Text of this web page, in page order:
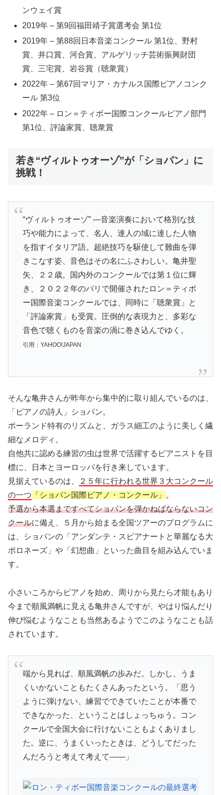
ンウェイ賞
2019年 – 第9回福田靖子賞選考会 第1位
2019年 – 第88回日本音楽コンクール 第1位、野村
賞、井口賞、河合賞、アルゲリッチ芸術振興財団
賞、三宅賞、岩谷賞（聴衆賞）
2022年 – 第67回マリア・カナルス国際ピアノコンク
ール 第3位
2022年 – ロン＝ティボー国際コンクールピアノ部門
第1位、評論家賞、聴衆賞
若き“ヴィルトゥオーゾ”が「ショパン」に
挑戦！
“ヴィルトゥオーゾ” ―音楽演奏において格別な技
巧や能力によって、名人、達人の域に達した人物
を指すイタリア語。超絶技巧を駆使して難曲を弾
きこなす姿、音色はその名にふさわしい。亀井聖
矢、２２歳。国内外のコンクールでは第１位に輝
き、２０２２年のパリで開催されたロン＝ティボ
ー国際音楽コンクールでは、同時に「聴衆賞」と
「評論家賞」も受賞。圧倒的な表現力と、多彩な
音色で聴くものを音楽の渦に巻き込んでゆく。
引用：YAHOO!JAPAN
そんな亀井さんが昨年から集中的に取り組んでいるのは、
「ピアノの詩人」ショパン。
ポーランド特有のリズムと、ガラス細工のように美しく繊
細なメロディ。
自他共に認める練習の虫は世界で活躍するピアニストを目
標に、日本とヨーロッパを行き来しています。
見据えているのは、
２５年に行われる世界３大コンクール
の一つ 「ショパン国際ピアノ・コンクール」
。
予選から本選まですべてショパンを弾かねばならないコン
クールに備え、５月から始まる全国ツアーのプログラムに
は、ショパンの「アンダンテ・スピアナートと華麗なる大
ポロネーズ」や「幻想曲」といった曲目を組み込んでいま
す。
小さいころからピアノを始め、周りから見たら才能もあり
今まで順風満帆に見える亀井さんですが、やはり悩んだり
伸び悩むようなことも当然あるようでこのようなことも話
されています。
端から見れば、順風満帆の歩みだ。しかし、うま
くいかないこともたくさんあったという。「思う
ように弾けない、練習でできていたことが本番で
できなかった、ということはしょっちゅう。コン
クールで全国大会に行けないこともよくありまし
た。逆に、うまくいったときは、どうしてだった
んだろうと考えて考えて――」